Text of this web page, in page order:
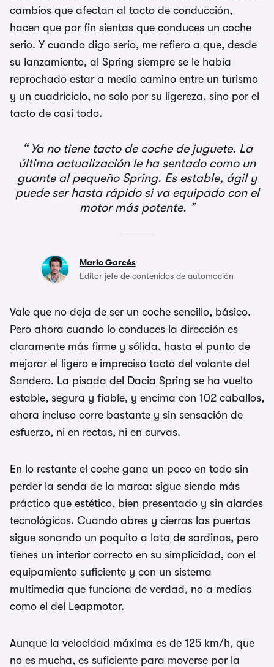
cambios que afectan al tacto de conducción,
hacen que por fin sientas que conduces un coche
serio. Y cuando digo serio, me refiero a que, desde
su lanzamiento, al Spring siempre se le había
reprochado estar a medio camino entre un turismo
y un cuadriciclo, no solo por su ligereza, sino por el
tacto de casi todo.
Ya no tiene tacto de coche de juguete. La
última actualización le ha sentado como un
guante al pequeño Spring. Es estable, ágil y
puede ser hasta rápido si va equipado con el
motor más potente.
Mario Garcés
Editor jefe de contenidos de automoción
Vale que no deja de ser un coche sencillo, básico.
Pero ahora cuando lo conduces la dirección es
claramente más firme y sólida, hasta el punto de
mejorar el ligero e impreciso tacto del volante del
Sandero. La pisada del Dacia Spring se ha vuelto
estable, segura y fiable, y encima con 102 caballos,
ahora incluso corre bastante y sin sensación de
esfuerzo, ni en rectas, ni en curvas.
En lo restante el coche gana un poco en todo sin
perder la senda de la marca: sigue siendo más
práctico que estético, bien presentado y sin alardes
tecnológicos. Cuando abres y cierras las puertas
sigue sonando un poquito a lata de sardinas, pero
tienes un interior correcto en su simplicidad, con el
equipamiento suficiente y con un sistema
multimedia que funciona de verdad, no a medias
como el del Leapmotor.
Aunque la velocidad máxima es de 125 km/h, que
no es mucha, es suficiente para moverse por la